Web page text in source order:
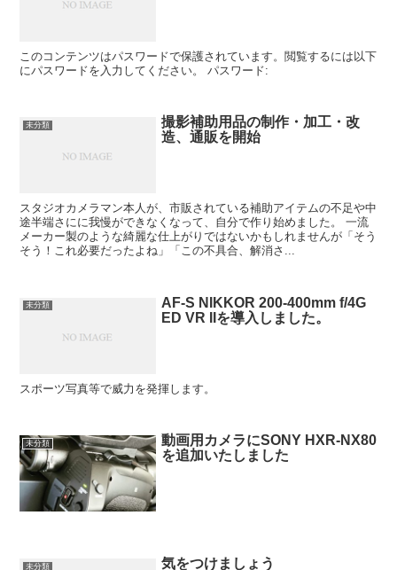
このコンテンツはパスワードで保護されています。閲覧するには以下
にパスワードを入力してください。 パスワード:
未分類
撮影補助用品の制作・加工・改
造、通販を開始
スタジオカメラマン本人が、市販されている補助アイテムの不足や中
途半端さにに我慢ができなくなって、自分で作り始めました。 一流
メーカー製のような綺麗な仕上がりではないかもしれませんが「そう
そう！これ必要だったよね」「この不具合、解消さ...
未分類
AF-S NIKKOR 200-400mm f/4G
ED VR IIを導入しました。
スポーツ写真等で威力を発揮します。
未分類
動画用カメラにSONY HXR-NX80
を追加いたしました
未分類 気をつけましょう